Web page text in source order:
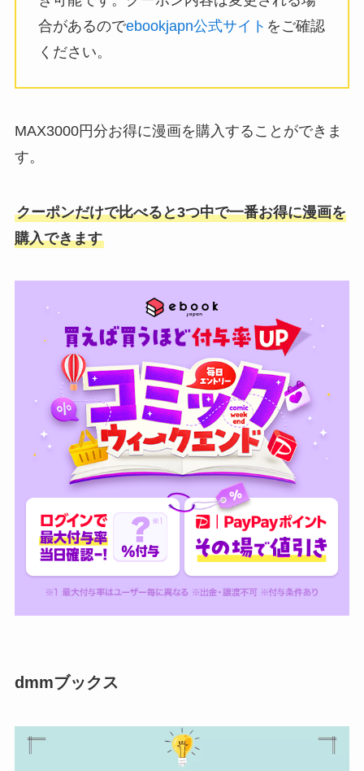
合があるのでebookjapn公式サイト をご確認
ください。
MAX3000円分お得に漫画を購入することができま
す。
クーポンだけで比べると3つ中で一番お得に漫画を
購入できます
dmmブックス